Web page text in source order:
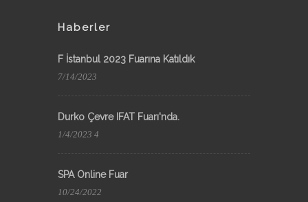
Haberler
F İstanbul 2023 Fuarına Katıldık
7/14/2023
Durko Çevre IFAT Fuarı'nda.
1/4/2023 4
SPA Online Fuar
10/24/2022